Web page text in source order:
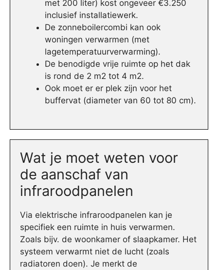
met 200 liter) kost ongeveer €3.250
inclusief installatiewerk.
De zonneboilercombi kan ook
woningen verwarmen (met
lagetemperatuurverwarming).
De benodigde vrije ruimte op het dak
is rond de 2 m2 tot 4 m2.
Ook moet er er plek zijn voor het
buffervat (diameter van 60 tot 80 cm).
Wat je moet weten voor
de aanschaf van
infraroodpanelen
Via elektrische infraroodpanelen kan je
specifiek een ruimte in huis verwarmen.
Zoals bijv. de woonkamer of slaapkamer. Het
systeem verwarmt niet de lucht (zoals
radiatoren doen). Je merkt de